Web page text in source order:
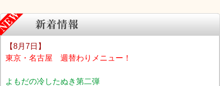
【8月7日】
東京・名古屋 週替わりメニュー！
よもだの冷したぬき第二弾